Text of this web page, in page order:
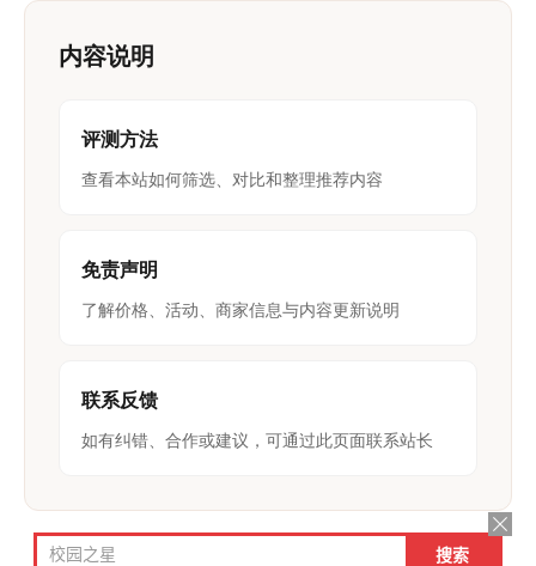
内容说明
评测方法
查看本站如何筛选、对比和整理推荐内容
免责声明
了解价格、活动、商家信息与内容更新说明
联系反馈
如有纠错、合作或建议，可通过此页面联系站长